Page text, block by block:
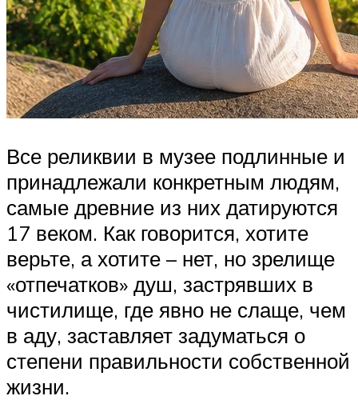
Все реликвии в музее подлинные и
принадлежали конкретным людям,
самые древние из них датируются
17 веком. Как говорится, хотите
верьте, а хотите – нет, но зрелище
«отпечатков» душ, застрявших в
чистилище, где явно не слаще, чем
в аду, заставляет задуматься о
степени правильности собственной
жизни.